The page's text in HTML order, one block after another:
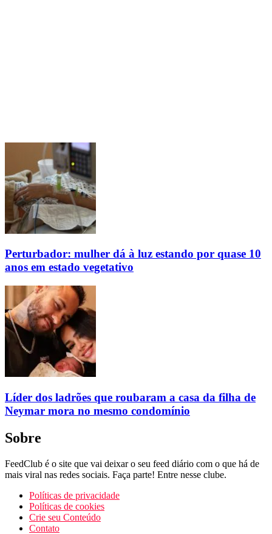
Perturbador: mulher dá à luz estando por quase 10
anos em estado vegetativo
Líder dos ladrões que roubaram a casa da filha de
Neymar mora no mesmo condomínio
Sobre
FeedClub é o site que vai deixar o seu feed diário com o que há de
mais viral nas redes sociais. Faça parte! Entre nesse clube.
Políticas de privacidade
Políticas de cookies
Crie seu Conteúdo
Contato